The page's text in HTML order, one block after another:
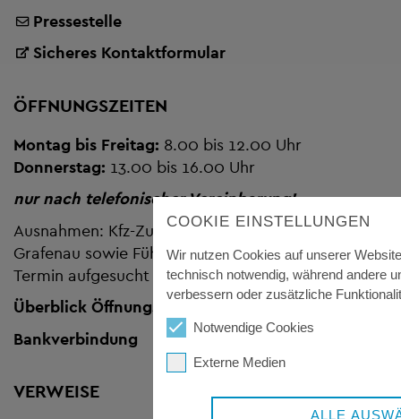
Pressestelle
Sicheres Kontaktformular
ÖFFNUNGSZEITEN
Montag bis Freitag: 8.00 bis 12.00 Uhr
Donnerstag: 13.00 bis 16.00 Uhr
nur nach telefonischer Vereinbarung!
Ausnahmen: Kfz-Zulassungsstellen Freyung und
Grafenau sowie Führerscheinstelle kann auch ohne
Termin aufgesucht werden
Überblick Öffnungszeiten
Bankverbindung
VERWEISE
COOKIE EINSTELLUNGEN
Wir nutzen Cookies auf unserer
technisch notwendig, während andere
verbessern oder zusätzliche
Notwendige Cookies
Externe Medien
ALLE